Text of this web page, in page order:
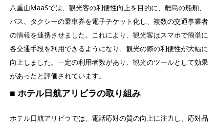
八重山MaaSでは、観光客の利便性向上を目的に、離島の船舶、
バス、タクシーの乗車券を電子チケット化し、複数の交通事業者
の情報を連携させました。これにより、観光客はスマホで簡単に
各交通手段を利用できるようになり、観光の際の利便性が大幅に
向上しました。一定の利用者数があり、観光のツールとして効果
があったと評価されています。
ホテル日航アリビラの取り組み
ホテル日航アリビラでは、電話応対の質の向上に注力し、応対品